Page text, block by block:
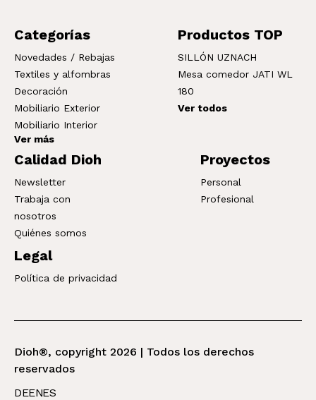
Categorías
Novedades / Rebajas
Textiles y alfombras
Decoración
Mobiliario Exterior
Mobiliario Interior
Ver más
Productos TOP
SILLÓN UZNACH
Mesa comedor JATI WL
180
Ver todos
Calidad Dioh
Newsletter
Trabaja con
nosotros
Quiénes somos
Proyectos
Personal
Profesional
Legal
Política de privacidad
Dioh®, copyright 2026 | Todos los derechos
reservados
DEENES